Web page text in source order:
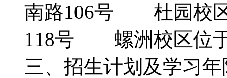
南路106号 杜园校区
118号 螺洲校区位
三、招生计划及学习